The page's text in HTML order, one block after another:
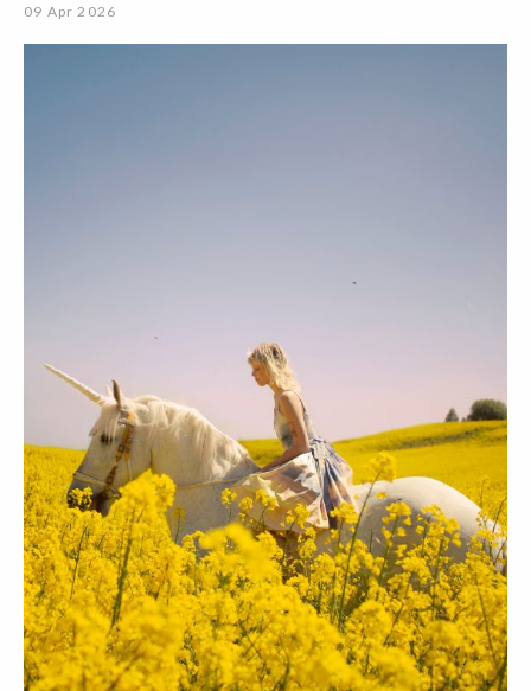
09 Apr 2026